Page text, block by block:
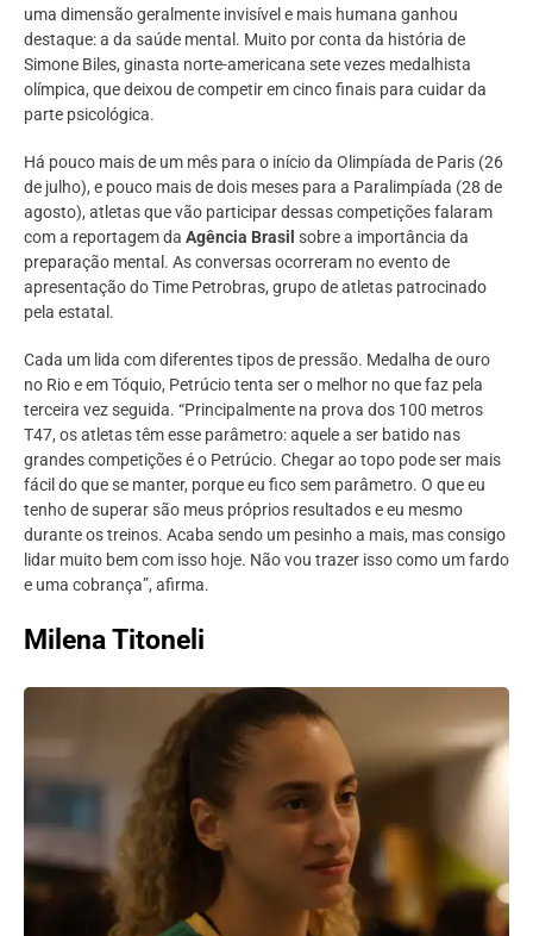
uma dimensão geralmente invisível e mais humana ganhou
destaque: a da saúde mental. Muito por conta da história de
Simone Biles, ginasta norte-americana sete vezes medalhista
olímpica, que deixou de competir em cinco finais para cuidar da
parte psicológica.
Há pouco mais de um mês para o início da Olimpíada de Paris (26
de julho), e pouco mais de dois meses para a Paralimpíada (28 de
agosto), atletas que vão participar dessas competições falaram
com a reportagem da Agência Brasil sobre a importância da
preparação mental. As conversas ocorreram no evento de
apresentação do Time Petrobras, grupo de atletas patrocinado
pela estatal.
Cada um lida com diferentes tipos de pressão. Medalha de ouro
no Rio e em Tóquio, Petrúcio tenta ser o melhor no que faz pela
terceira vez seguida. “Principalmente na prova dos 100 metros
T47, os atletas têm esse parâmetro: aquele a ser batido nas
grandes competições é o Petrúcio. Chegar ao topo pode ser mais
fácil do que se manter, porque eu fico sem parâmetro. O que eu
tenho de superar são meus próprios resultados e eu mesmo
durante os treinos. Acaba sendo um pesinho a mais, mas consigo
lidar muito bem com isso hoje. Não vou trazer isso como um fardo
e uma cobrança”, afirma.
Milena Titoneli